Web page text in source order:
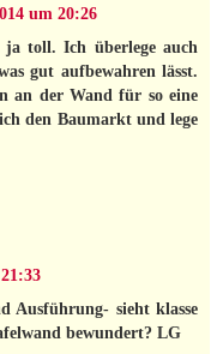
um 20:26
toll. Ich überlege auch
gut aufbewahren lässt.
an der Wand für so eine
den Baumarkt und lege
Ausführung- sieht klasse
bewundert? LG